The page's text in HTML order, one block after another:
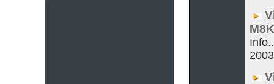
2003